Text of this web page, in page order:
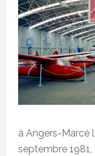
à Angers-Marcé
septembre